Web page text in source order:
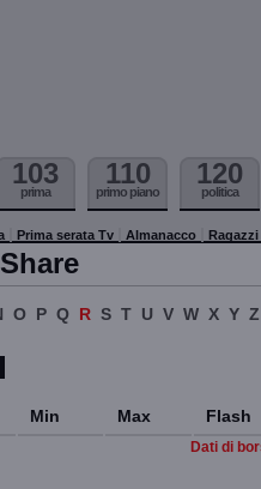
103
prima
110
primo piano
120
politica
Prima serata Tv Almanacco Ragazzi
O P Q R S T U V W X Y Z
Min Max Flash
Dati di